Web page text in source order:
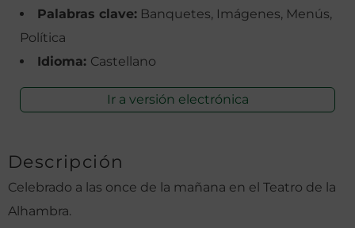
Palabras clave: Banquetes, Imágenes, Menús,
Política
Idioma: Castellano
Ir a versión electrónica
Descripción
Celebrado a las once de la mañana en el Teatro de la
Alhambra.